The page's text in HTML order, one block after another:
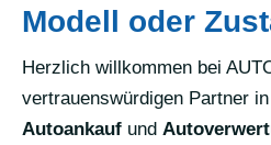
Modell oder
Herzlich willkommen bei
vertrauenswürdigen Partner in
Autoankauf und